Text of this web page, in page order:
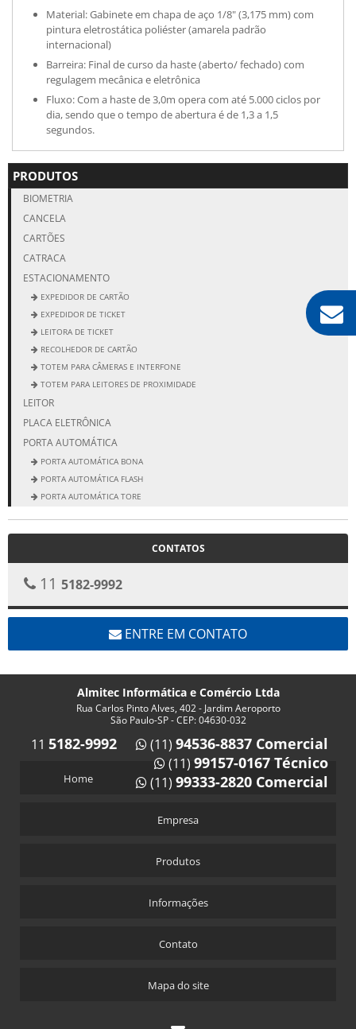
Material: Gabinete em chapa de aço 1/8" (3,175 mm) com
pintura eletrostática poliéster (amarela padrão
internacional)
Barreira: Final de curso da haste (aberto/ fechado) com
regulagem mecânica e eletrônica
Fluxo: Com a haste de 3,0m opera com até 5.000 ciclos por
dia, sendo que o tempo de abertura é de 1,3 a 1,5
segundos.
PRODUTOS
BIOMETRIA
CANCELA
CARTÕES
CATRACA
ESTACIONAMENTO
EXPEDIDOR DE CARTÃO
EXPEDIDOR DE TICKET
LEITORA DE TICKET
RECOLHEDOR DE CARTÃO
TOTEM PARA CÂMERAS E INTERFONE
TOTEM PARA LEITORES DE PROXIMIDADE
LEITOR
PLACA ELETRÔNICA
PORTA AUTOMÁTICA
PORTA AUTOMÁTICA BONA
PORTA AUTOMÁTICA FLASH
PORTA AUTOMÁTICA TORE
PORTA NEW CLASSIC
CONTATOS
11 5182-9992
ENTRE EM CONTATO
Almitec Informática e Comércio Ltda
Rua Carlos Pinto Alves, 402 - Jardim Aeroporto
São Paulo-SP - CEP: 04630-032
11 5182-9992 (11) 94536-8837 Comercial
(11) 99157-0167 Técnico
(11) 99333-2820 Comercial
Home
Empresa
Produtos
Informações
Contato
Mapa do site